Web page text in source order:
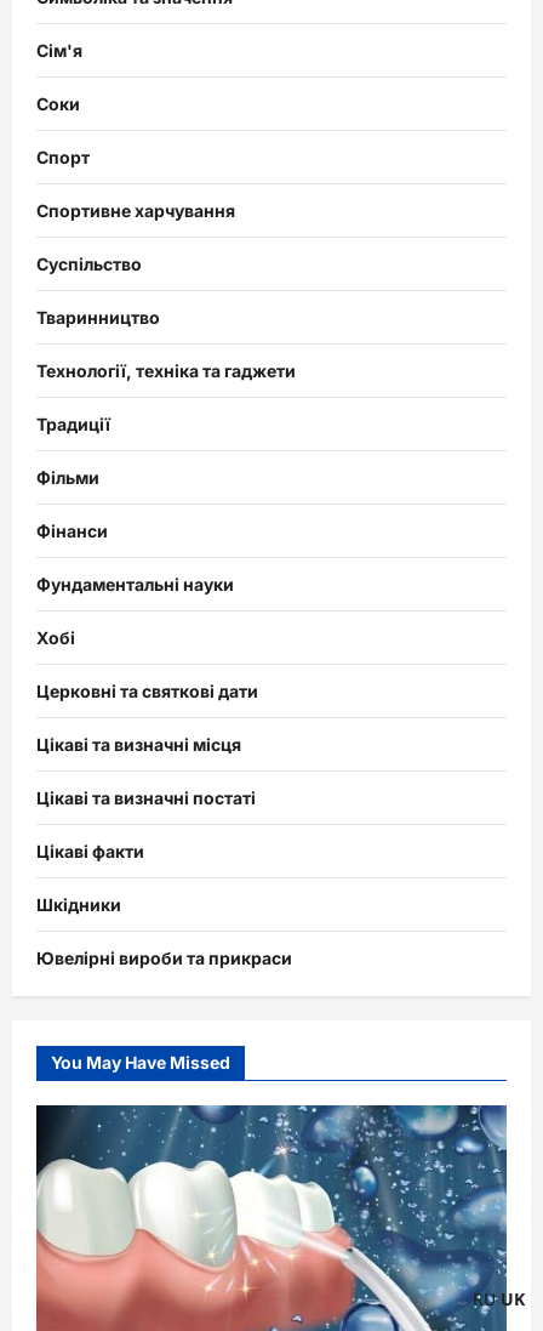
Сім'я
Соки
Спорт
Спортивне харчування
Суспільство
Тваринництво
Технології, техніка та гаджети
Традиції
Фільми
Фінанси
Фундаментальні науки
Хобі
Церковні та святкові дати
Цікаві та визначні місця
Цікаві та визначні постаті
Цікаві факти
Шкідники
Ювелірні вироби та прикраси
You May Have Missed
RU UK